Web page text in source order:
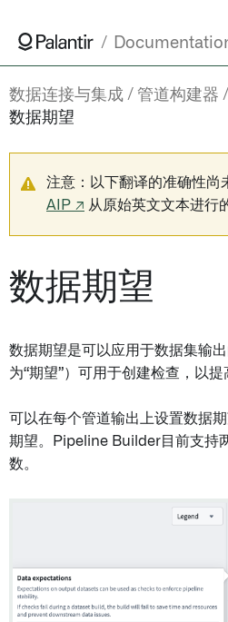
数据连接与集成 管道构建器
数据期望
注意：以下翻译的准确性尚
AIP ↗ 从原始英文文本进行
数据期望
数据期望是可以应用于数据集输
为“期望”）可用于创建检查，以提
可以在每个管道输出上设置数据
期望。Pipeline Builder目前支持
数。